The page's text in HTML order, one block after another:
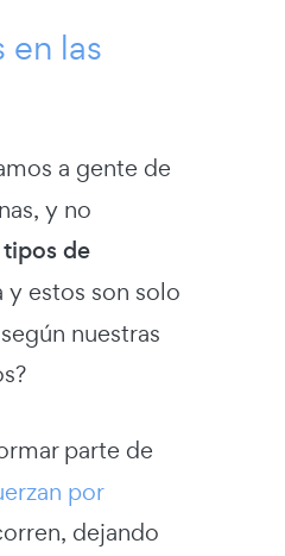
en las
a gente de
y no
tipos de
y estos son solo
nuestras
parte de
por
dejando